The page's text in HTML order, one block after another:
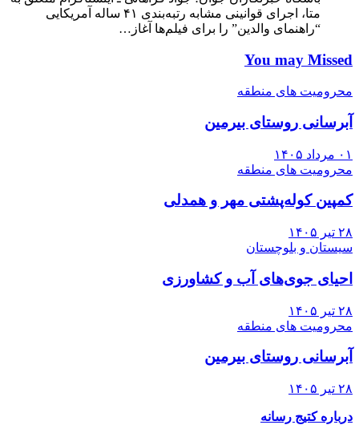
متا، اجرای قوانینی مشابه رتبه‌بندی ۴۱ ساله آمریکایی
“راهنمای والدین” را برای فیلم‌ها آغاز…
You may Missed
محرومیت های منطقه
آبرسانی روستای بیرمین
۰۱ مرداد ۱۴۰۵
محرومیت های منطقه
کمپین کوله‌پشتی مهر و همدلی
۲۸ تیر ۱۴۰۵
سیستان و بلوچستان
احیای جوی‌های آب و کشاورزی
۲۸ تیر ۱۴۰۵
محرومیت های منطقه
آبرسانی روستای بیرمین
۲۸ تیر ۱۴۰۵
درباره کتیج رسانه